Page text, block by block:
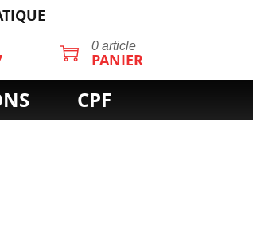
0 article
PANIER
CPF